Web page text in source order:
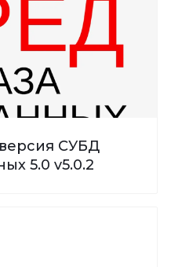
СУБД
5.0 v5.0.2